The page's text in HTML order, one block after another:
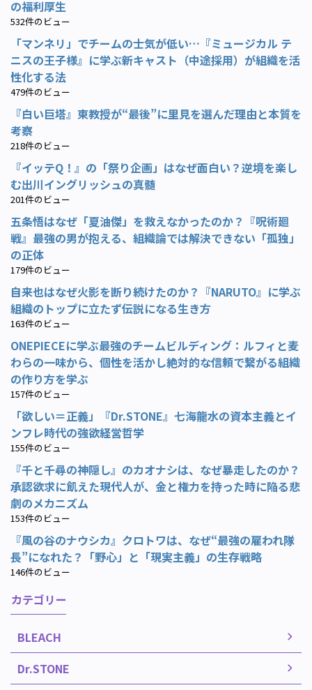
の福利厚生
532件のビュー
「マンネリ」でチームの士気が低い…『ミュージカル テ
ニスの王子様』に学ぶ新キャスト（中途採用）が組織を活
性化する法
479件のビュー
『白い巨塔』東教授が“最後”に里見を選んだ理由と本質を
考察
218件のビュー
『イッテQ！』の「祭り企画」はなぜ面白い？逆境を楽し
む出川イングリッシュの真髄
201件のビュー
五条悟はなぜ「夏油傑」を救えなかったのか？『呪術廻
戦』最強の男が抱える、組織論では解決できない「孤独」
の正体
179件のビュー
自来也はなぜ火影を断り続けたのか？『NARUTO』に学ぶ
組織のトップに立たず伝説になる生き方
163件のビュー
ONEPIECEに学ぶ最強のチームビルディング：ルフィと麦
わらの一味から、個性を活かし絶対的な信頼で繋がる組織
の作り方を学ぶ
157件のビュー
「欲しい＝正義」『Dr.STONE』七海龍水の資本主義とイ
ンフレ時代の強欲経営哲学
155件のビュー
『千と千尋の神隠し』のカオナシは、なぜ暴走したのか？
承認欲求に飢えた現代人が、金と権力を持った時に陥る悲
劇のメカニズム
153件のビュー
『風の谷のナウシカ』クロトワは、なぜ“最強の雇われ隊
長”になれた？「野心」と「現実主義」の生存戦略
146件のビュー
カテゴリー
BLEACH
Dr.STONE